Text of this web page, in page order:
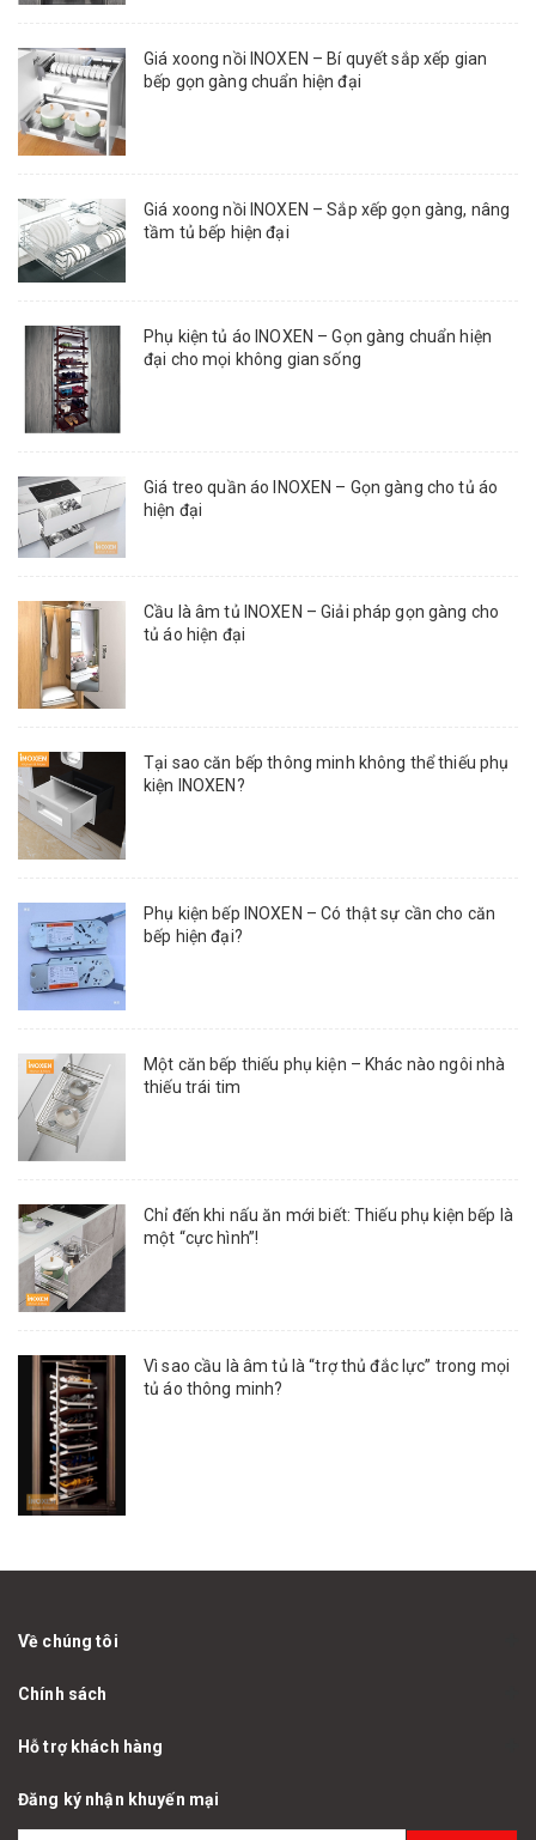
Giá xoong nồi INOXEN – Bí quyết sắp xếp gian
bếp gọn gàng chuẩn hiện đại
Giá xoong nồi INOXEN – Sắp xếp gọn gàng, nâng
tầm tủ bếp hiện đại
Phụ kiện tủ áo INOXEN – Gọn gàng chuẩn hiện
đại cho mọi không gian sống
Giá treo quần áo INOXEN – Gọn gàng cho tủ áo
hiện đại
Cầu là âm tủ INOXEN – Giải pháp gọn gàng cho
tủ áo hiện đại
Tại sao căn bếp thông minh không thể thiếu phụ
kiện INOXEN?
Phụ kiện bếp INOXEN – Có thật sự cần cho căn
bếp hiện đại?
Một căn bếp thiếu phụ kiện – Khác nào ngôi nhà
thiếu trái tim
Chỉ đến khi nấu ăn mới biết: Thiếu phụ kiện bếp là
một “cực hình”!
Vì sao cầu là âm tủ là “trợ thủ đắc lực” trong mọi
tủ áo thông minh?
Về chúng tôi
Chính sách
Hỗ trợ khách hàng
Đăng ký nhận khuyến mại